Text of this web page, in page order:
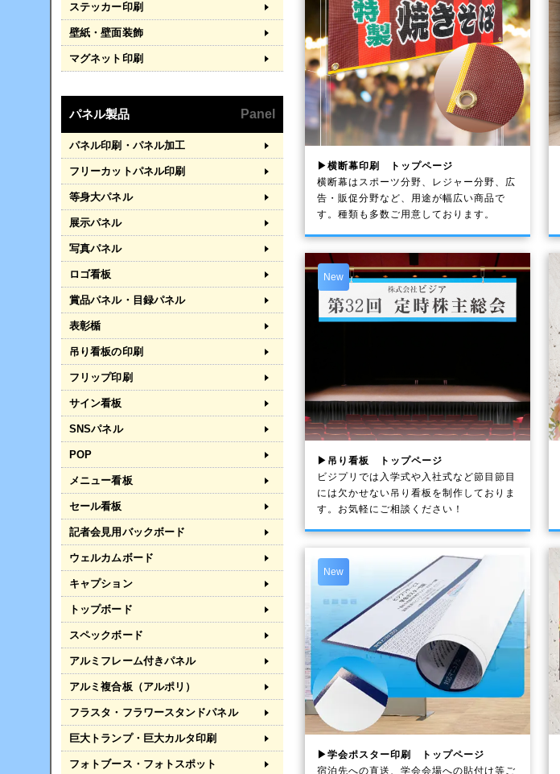
▶横断幕印刷 トップページ
横断幕はスポーツ分野、レジャー分野、広
告・販促分野など、用途が幅広い商品で
す。種類も多数ご用意しております。
New
▶吊り看板 トップページ
ビジプリでは入学式や入社式など節目節目
には欠かせない吊り看板を制作しておりま
す。お気軽にご相談ください！
New
▶学会ポスター印刷 トップページ
宿泊先への直送、学会会場への貼付け等ご
ステッカー印刷
壁紙・壁面装飾
マグネット印刷
パネル製品 Panel
パネル印刷・パネル加工
フリーカットパネル印刷
等身大パネル
展示パネル
写真パネル
ロゴ看板
賞品パネル・目録パネル
表彰楯
吊り看板の印刷
フリップ印刷
サイン看板
SNSパネル
POP
メニュー看板
セール看板
記者会見用バックボード
ウェルカムボード
キャプション
トップボード
スペックボード
アルミフレーム付きパネル
アルミ複合板（アルポリ）
フラスタ・フラワースタンドパネル
巨大トランプ・巨大カルタ印刷
フォトブース・フォトスポット